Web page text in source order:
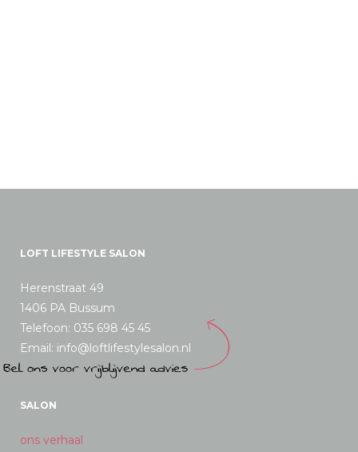
LOFT LIFESTYLE SALON
Herenstraat 49
1406 PA Bussum
Telefoon: 035 698 45 45
Email: info@loftlifestylesalon.nl
SALON
ons verhaal